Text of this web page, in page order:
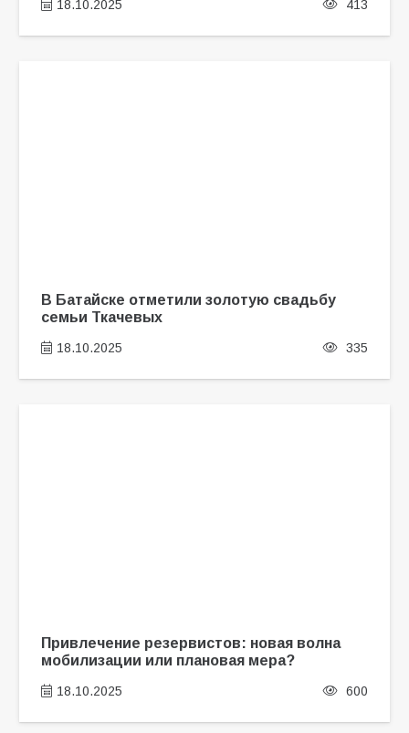
18.10.2025 413
В Батайске отметили золотую свадьбу
семьи Ткачевых
18.10.2025 335
Привлечение резервистов: новая волна
мобилизации или плановая мера?
18.10.2025 600